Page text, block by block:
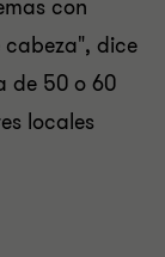
con
cabeza", dice
de 50 o 60
locales